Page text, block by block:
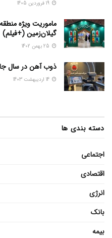
ماموریت ویژه
گیلان‌زمین (+فیلم)
ذوب آهن در سال
دسته بندی ها
اجتماعی
اقتصادی
انرژی
بانک
بیمه